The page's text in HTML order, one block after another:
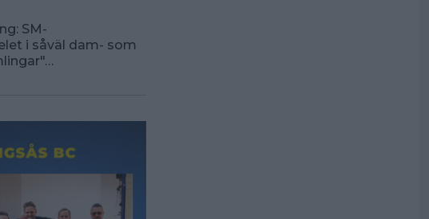
SM-
i såväl dam- som